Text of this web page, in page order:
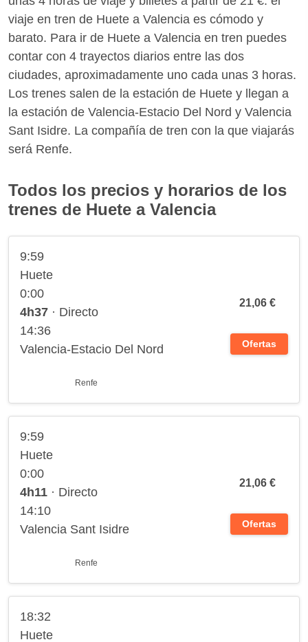
viaje en tren de Huete a Valencia es cómodo y
barato. Para ir de Huete a Valencia en tren puedes
contar con 4 trayectos diarios entre las dos
ciudades, aproximadamente uno cada unas 3 horas.
Los trenes salen de la estación de Huete y llegan a
la estación de Valencia-Estacio Del Nord y Valencia
Sant Isidre. La compañía de tren con la que viajarás
será Renfe.
Todos los precios y horarios de los
trenes de Huete a Valencia
9:59
Huete
0:00
4h37 · Directo
14:36
Valencia-Estacio Del Nord
Renfe
21,06 €
Ofertas
9:59
Huete
0:00
4h11 · Directo
14:10
Valencia Sant Isidre
Renfe
21,06 €
Ofertas
18:32
Huete